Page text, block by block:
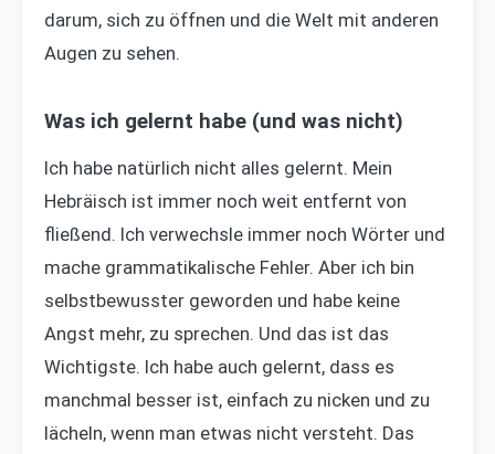
darum, sich zu öffnen und die Welt mit anderen
Augen zu sehen.
Was ich gelernt habe (und was nicht)
Ich habe natürlich nicht alles gelernt. Mein
Hebräisch ist immer noch weit entfernt von
fließend. Ich verwechsle immer noch Wörter und
mache grammatikalische Fehler. Aber ich bin
selbstbewusster geworden und habe keine
Angst mehr, zu sprechen. Und das ist das
Wichtigste. Ich habe auch gelernt, dass es
manchmal besser ist, einfach zu nicken und zu
lächeln, wenn man etwas nicht versteht. Das